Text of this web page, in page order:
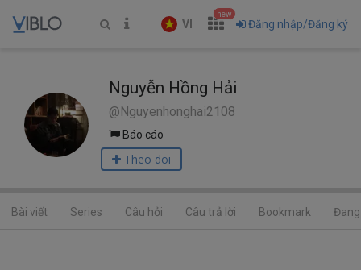
VI
new
Đăng nhập/Đăng ký
Nguyễn Hồng Hải
@Nguyenhonghai2108
Báo cáo
Theo dõi
Bài viết Series Câu hỏi Câu trả lời Bookmark